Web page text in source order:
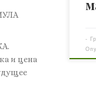
-
и цена